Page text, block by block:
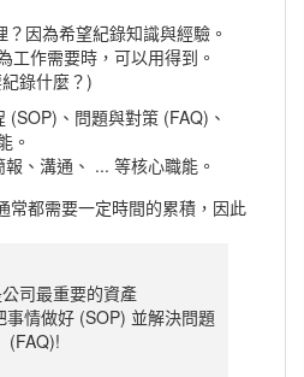
因為希望紀錄知識與經驗。
工作需要時，可以用得到。
錄什麼？)
(SOP)、問題與對策 (FAQ)、
。
、溝通、 ... 等核心職能。
常都需要一定時間的累積，因此
司最重要的資產
事情做好 (SOP) 並解決問題
(FAQ)!